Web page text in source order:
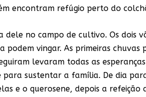
encontram refúgio perto do
no campo de cultivo. Os dois
podem vingar. As primeiras chuvas
levaram todas as
sustentar a família. De dia
e o querosene, depois a